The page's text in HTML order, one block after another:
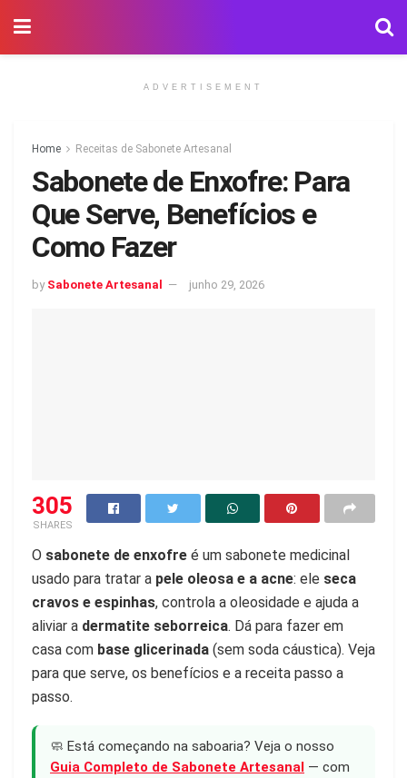
ADVERTISEMENT
Home Receitas de Sabonete Artesanal
Sabonete de Enxofre: Para
Que Serve, Benefícios e
Como Fazer
by Sabonete Artesanal junho 29, 2026
305
SHARES
O sabonete de enxofre é um sabonete medicinal
usado para tratar a pele oleosa e a acne: ele seca
cravos e espinhas, controla a oleosidade e ajuda a
aliviar a dermatite seborreica. Dá para fazer em
casa com base glicerinada (sem soda cáustica). Veja
para que serve, os benefícios e a receita passo a
passo.
🧼 Está começando na saboaria? Veja o nosso
Guia Completo de Sabonete Artesanal — com